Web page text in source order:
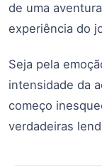
de uma
experiência do
Seja pela
intensidade da
começo
verdadeiras